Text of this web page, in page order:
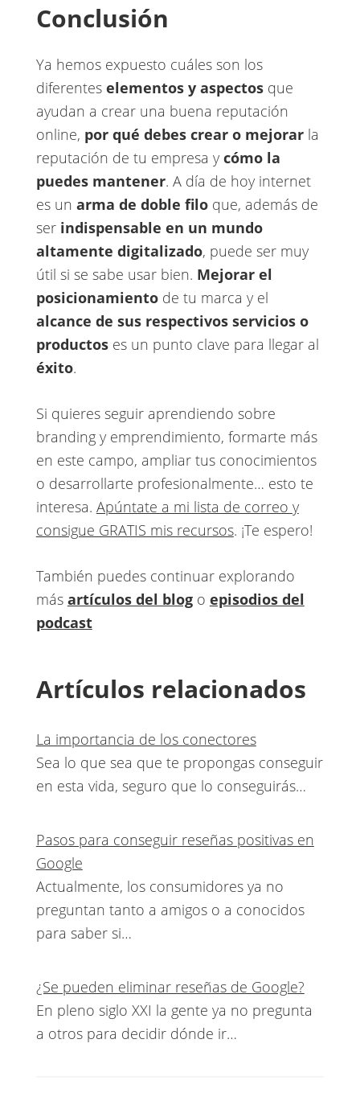
Conclusión
Ya hemos expuesto cuáles son los
diferentes elementos y aspectos que
ayudan a crear una buena reputación
online, por qué debes crear o mejorar la
reputación de tu empresa y cómo la
puedes mantener​. A día de hoy internet
es un ​ arma de doble filo que, además de
ser ​ indispensable en un mundo
altamente digitalizado​, puede ser muy
útil si se sabe usar bien. ​ Mejorar el
posicionamiento de tu marca y el ​
alcance de sus respectivos servicios o
productos es un punto clave para llegar al ​
éxito​.
Si quieres seguir aprendiendo sobre
branding y emprendimiento, formarte más
en este campo, ampliar tus conocimientos
o desarrollarte profesionalmente… esto te
interesa. Apúntate a mi lista de correo y
consigue GRATIS mis recursos. ¡Te espero!
También puedes continuar explorando
más artículos del blogo episodios del
podcast
Artículos relacionados
La importancia de los conectores
Sea lo que sea que te propongas conseguir
en esta vida, seguro que lo conseguirás…
Pasos para conseguir reseñas positivas en
Google
Actualmente, los consumidores ya no
preguntan tanto a amigos o a conocidos
para saber si…
¿Se pueden eliminar reseñas de Google?
En pleno siglo XXI la gente ya no pregunta
a otros para decidir dónde ir…